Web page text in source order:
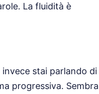
La fluidità è
stai parlando di
progressiva. Sembra